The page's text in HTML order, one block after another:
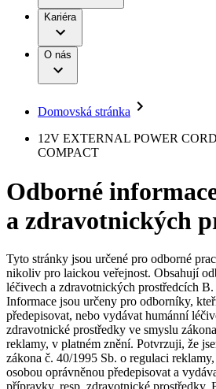
Léčba bolesti
Mimotělní očišťování
Neurochirurgie
Ortopedie
Páteřní chirurgie
Péče o rány
Péče o stomii
Uzavírání ran
Řešení
Terapie
Onemocnění
B. Braun Avitum
Práce a kariéra
Naše kultura
Vaše příležitost​
Nabídky pracovních míst
Objevte své kariérní příležitosti ​v B.
práce​ pro zajímavé pozice.​
Odpovědnost
Média
Tiskové zprávy
Kontaktní formulář
Registrace k odběru
Společnost
Odpovědnost
Média
Kontakt
Kariéra
O nás
Domovská stránka
12V EXTERNAL POWER
COMPACT
Odborné
a zdravotnických
Tyto stránky jsou určené pro odborné
nikoliv pro laickou veřejnost. Obsahují
léčivech a zdravotnických prostředcích
Informace jsou určeny pro odborníky,
předepisovat, nebo vydávat humánní
zdravotnické prostředky ve smyslu
reklamy, v platném znění. Potvrzuji, že
zákona č. 40/1995 Sb. o regulaci
osobou oprávněnou předepisovat a
přípravky, resp. zdravotnické prostředky.